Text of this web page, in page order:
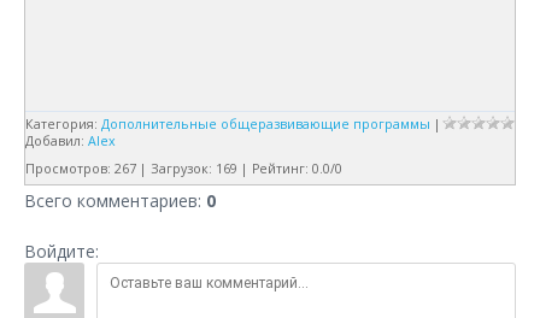
Категория: Дополнительные общеразвивающие программы |
Добавил: Alex
Просмотров: 267 | Загрузок: 169 | Рейтинг: 0.0/0
Всего комментариев: 0
Войдите: